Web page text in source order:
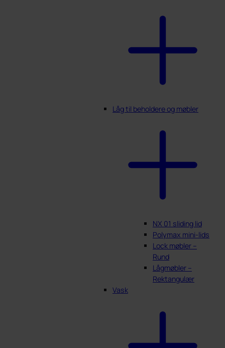
Låg til beholdere og møbler
NX 01 sliding lid
Polymax mini-lids
Lock møbler –
Rund
Lågmøbler –
Rektangulær
Vask